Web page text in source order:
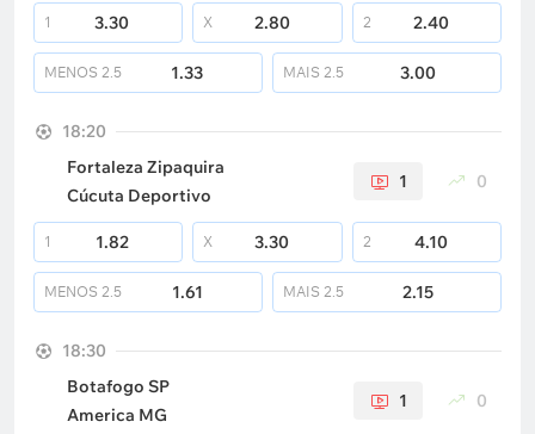
1 3.30 X 2.80 2 2.40
MENOS 2.5 1.33 MAIS 2.5 3.00
18:20
Fortaleza Zipaquira
Cúcuta Deportivo
1 0
1 1.82 X 3.30 2 4.10
MENOS 2.5 1.61 MAIS 2.5 2.15
18:30
Botafogo SP
America MG
1 0